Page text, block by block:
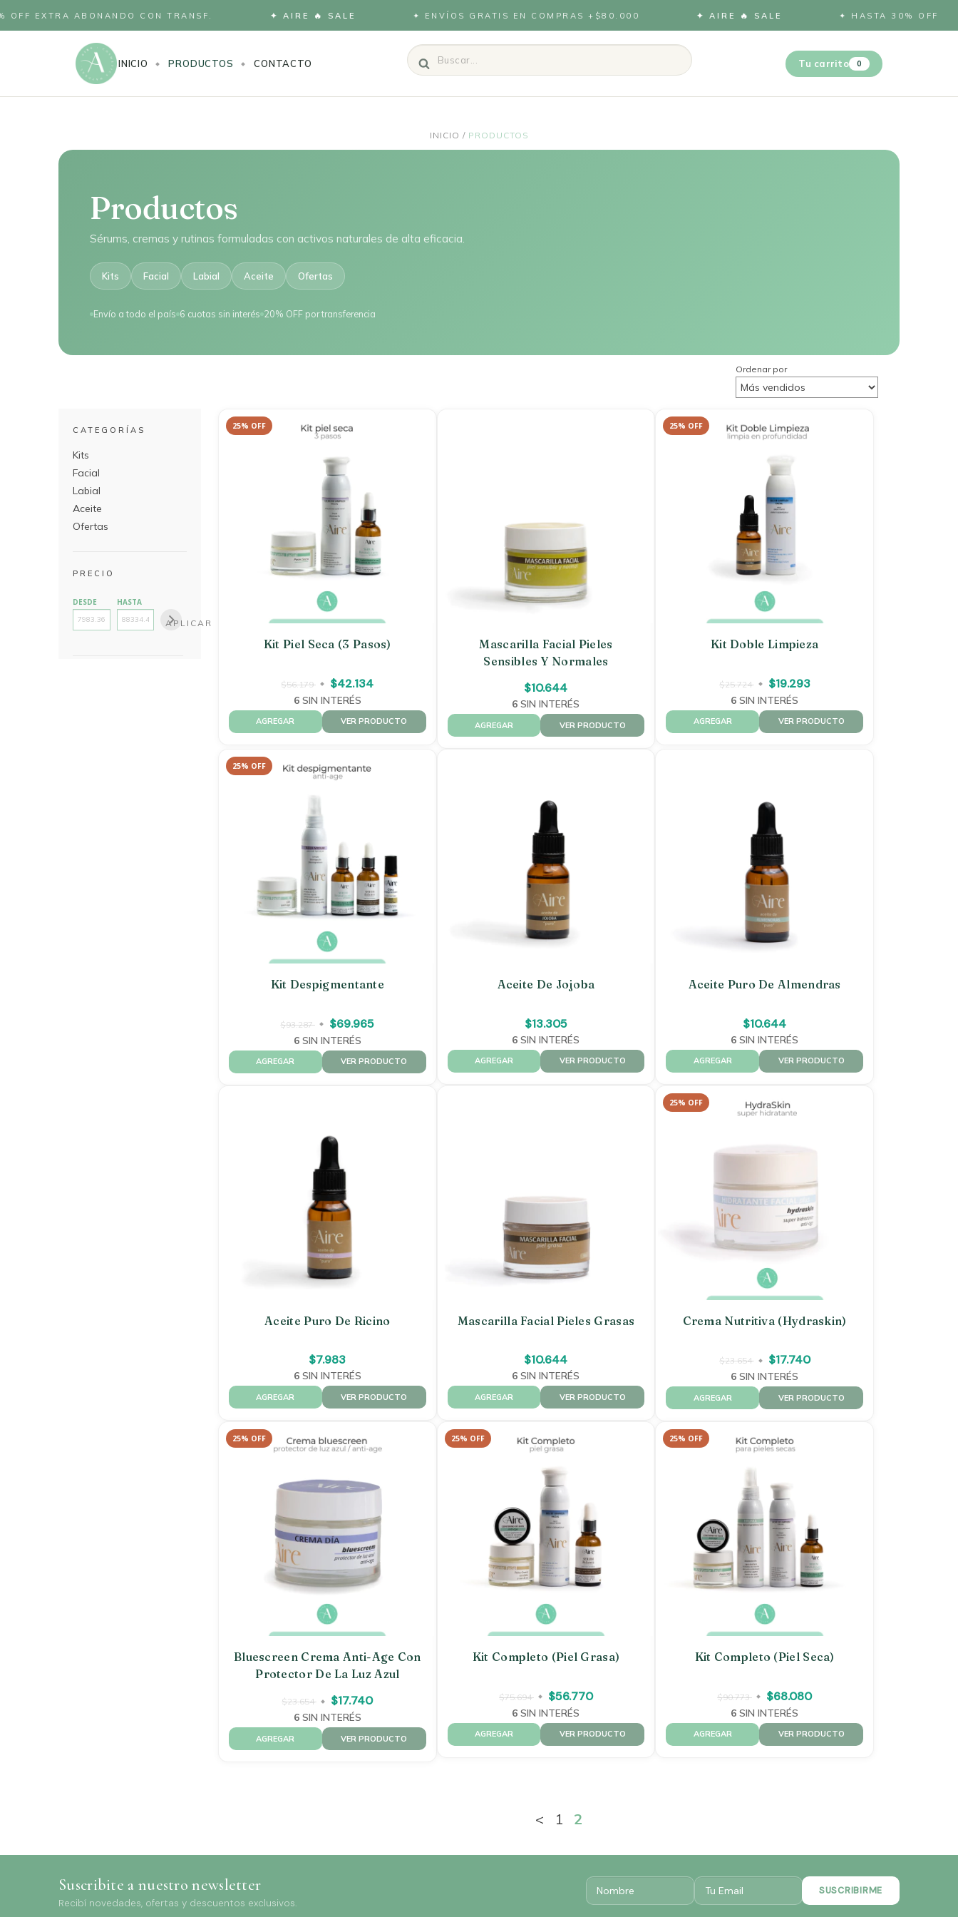
EXTRA ABONANDO CON TRANSF. ✦ AIRE 🔥 SALE ✦ ENVÍOS GRATIS EN COMPRAS +$80.000 ✦ AIRE 🔥 SALE ✦ HASTA 30% OFF
INICIO PRODUCTOS CONTACTO Tu carrito 0
INICIO / PRODUCTOS
Productos
Sérums, cremas y rutinas formuladas con activos naturales de alta eficacia.
Kits Facial Labial Aceite Ofertas
Envío a todo el país 6 cuotas sin interés 20% OFF por transferencia
Ordenar por
CATEGORÍAS
Kits
Facial
Labial
Aceite
Ofertas
PRECIO
DESDE HASTA
APLICAR
25% OFF
Kit Piel Seca (3 Pasos)
$56.179 $42.134
6SIN INTERÉS
VER PRODUCTO
Mascarilla Facial Pieles
Sensibles Y Normales
$10.644
6 SIN INTERÉS
VER PRODUCTO
25% OFF
Kit Doble Limpieza
$25.724 $19.293
6 SIN INTERÉS
VER PRODUCTO
25% OFF
Kit Despigmentante
$93.287 $69.965
6SIN INTERÉS
VER PRODUCTO
Aceite De Jojoba
$13.305
6 SIN INTERÉS
VER PRODUCTO
Aceite Puro De Almendras
$10.644
6 SIN INTERÉS
VER PRODUCTO
Aceite Puro De Ricino
$7.983
6SIN INTERÉS
VER PRODUCTO
Mascarilla Facial Pieles Grasas
$10.644
6 SIN INTERÉS
VER PRODUCTO
25% OFF
Crema Nutritiva (hydraskin)
$23.654 $17.740
6 SIN INTERÉS
VER PRODUCTO
25% OFF
Bluescreen Crema Anti-Age Con
Protector De La Luz Azul
$23.654 $17.740
6SIN INTERÉS
VER PRODUCTO
25% OFF
Kit Completo (piel Grasa)
$75.694 $56.770
6 SIN INTERÉS
VER PRODUCTO
25% OFF
Kit Completo (piel Seca)
$90.773 $68.080
6 SIN INTERÉS
VER PRODUCTO
< 1 2
Suscribite a nuestronewsletter
Recibí novedades, ofertas y descuentos exclusivos.